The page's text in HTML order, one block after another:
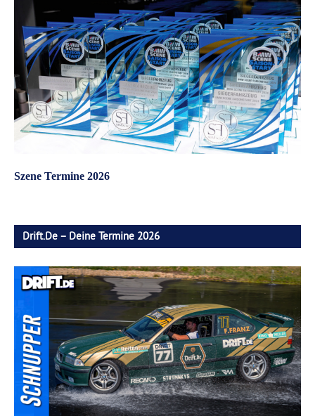
Szene Termine 2026
Drift.de – Deine Termine 2026